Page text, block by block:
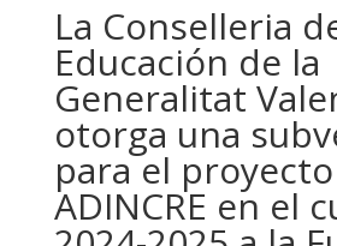
La Conselleria
Educación de la
Generalitat
otorga una
para el proyecto
ADINCRE en el